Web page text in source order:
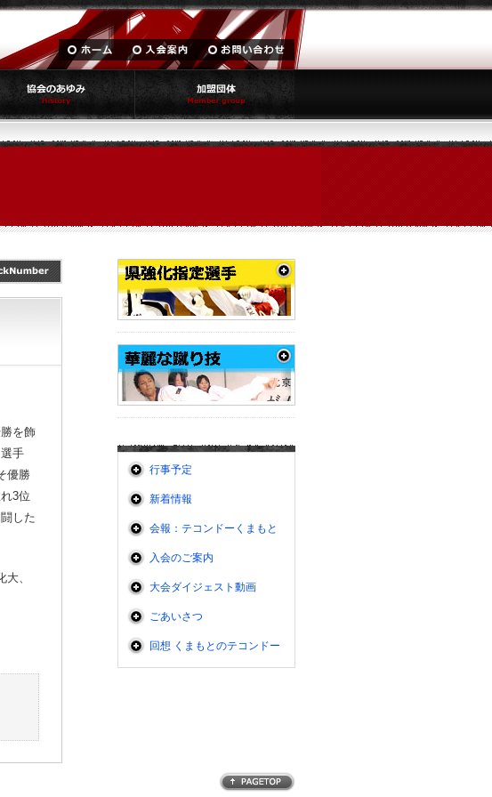
を飾
手
優勝
3位
した
、
行事予定
新着情報
会報：テコンドーくまもと
入会のご案内
大会ダイジェスト動画
ごあいさつ
回想 くまもとのテコンドー